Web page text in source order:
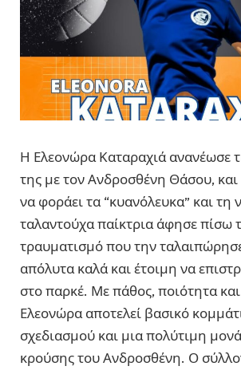
Η Ελεονώρα Καταραχιά ανανέωσε
της με τον Ανδροσθένη Θάσου, και
να φοράει τα “κυανόλευκα” και τη
ταλαντούχα παίκτρια άφησε πίσω
τραυματισμό που την
απόλυτα καλά και έτοιμη να
στο παρκέ. Με πάθος, ποιότητα
Ελεονώρα αποτελεί βασικό
σχεδιασμού και μια πολύτιμη
κρούσης του Ανδροσθένη. Ο